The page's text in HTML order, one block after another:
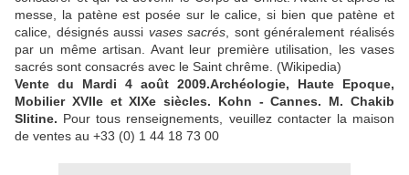
messe, la patène est posée sur le calice, si bien que patène et
calice, désignés aussi vases sacrés , sont généralement réalisés
par un même artisan. Avant leur première utilisation, les vases
sacrés sont consacrés avec le Saint chrême. (Wikipedia)
Vente du Mardi 4 août 2009.Archéologie, Haute Epoque,
Mobilier XVIIe et XIXe siècles. Kohn - Cannes. M. Chakib
Slitine. Pour tous renseignements, veuillez contacter la maison
de ventes au +33 (0) 1 44 18 73 00